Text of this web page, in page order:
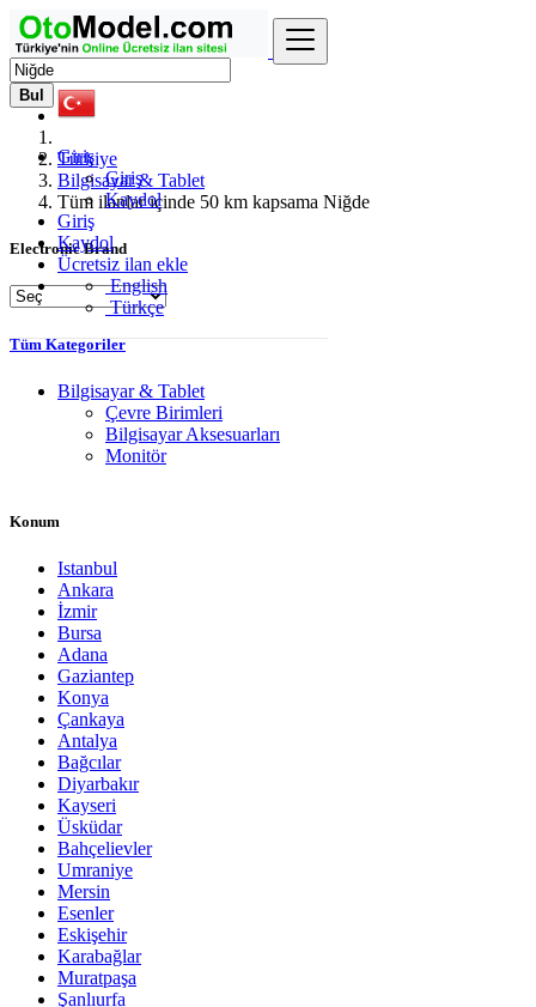
Giriş
Giriş
Kaydol
Giriş
Kaydol
Ücretsiz ilan ekle
English
Türkçe
Bul
Türkiye
Bilgisayar & Tablet
Tüm ilanlar içinde 50 km kapsama Niğde
Electronic Brand
Tüm Kategoriler
Bilgisayar & Tablet
Çevre Birimleri
Bilgisayar Aksesuarları
Monitör
Konum
Istanbul
Ankara
İzmir
Bursa
Adana
Gaziantep
Konya
Çankaya
Antalya
Bağcılar
Diyarbakır
Kayseri
Üsküdar
Bahçelievler
Umraniye
Mersin
Esenler
Eskişehir
Karabağlar
Muratpaşa
Şanlıurfa